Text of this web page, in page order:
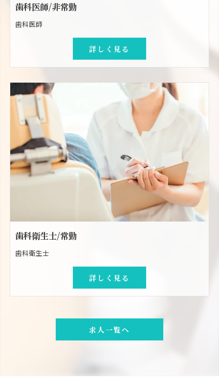
歯科医師/非常勤
歯科医師
詳しく見る
歯科衛生士/常勤
歯科衛生士
詳しく見る
求人一覧へ